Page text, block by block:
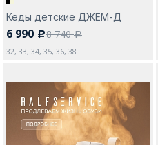
Кеды детские ДЖЕМ-Д
6 990 c8 740a
32, 33, 34, 35, 36, 38